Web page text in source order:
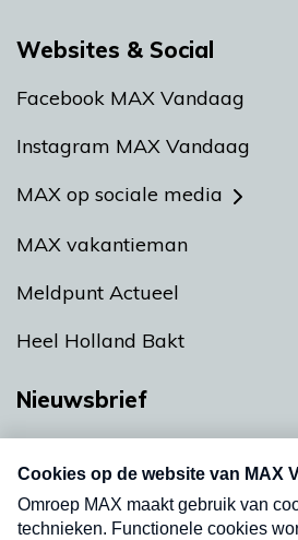
Websites & Social
Facebook MAX Vandaag
Instagram MAX Vandaag
MAX op sociale media
MAX vakantieman
Meldpunt Actueel
Heel Holland Bakt
Nieuwsbrief
nieuwsbrief. Elke vrijdag- en
uw mailbox.